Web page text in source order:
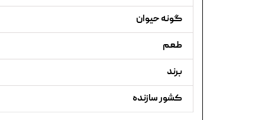
گونه حیوان
طعم
برند
کشور سازنده